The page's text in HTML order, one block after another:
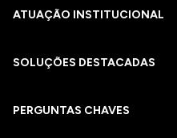
ATUAÇÃO INSTITUCIONAL
SOLUÇÕES DESTACADAS
PERGUNTAS CHAVES​